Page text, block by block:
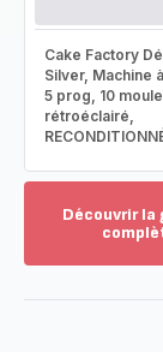
Cake Factory
Silver, Machine
5 prog, 10
rétroéclairé,
Découvrir la